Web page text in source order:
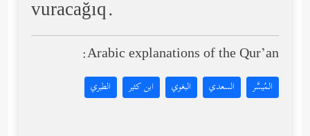
vuracağıq.
Arabic explanations of the Qur’an:
المُيسَّر السعدي البغوي ابن كثير الطبري